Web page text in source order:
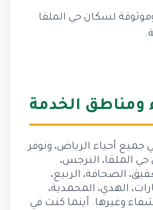
لسكان حي الملقا
ومناطق الخدمة
جميع أحياء الرياض، ونوفر
الملقا، النرجس،
الصحافة، الربيع،
الهدي، المحمدية،
وغيرها. أينما كنت في